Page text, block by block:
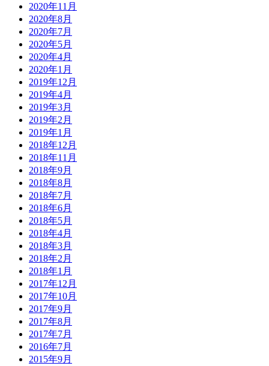
2020年11月
2020年8月
2020年7月
2020年5月
2020年4月
2020年1月
2019年12月
2019年4月
2019年3月
2019年2月
2019年1月
2018年12月
2018年11月
2018年9月
2018年8月
2018年7月
2018年6月
2018年5月
2018年4月
2018年3月
2018年2月
2018年1月
2017年12月
2017年10月
2017年9月
2017年8月
2017年7月
2016年7月
2015年9月